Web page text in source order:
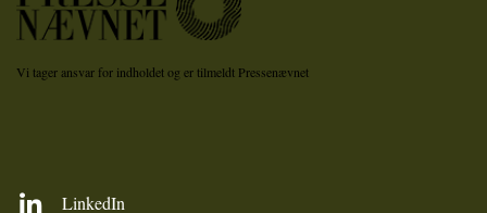
Vi tager ansvar for indholdet og er tilmeldt Pressenævnet
LinkedIn